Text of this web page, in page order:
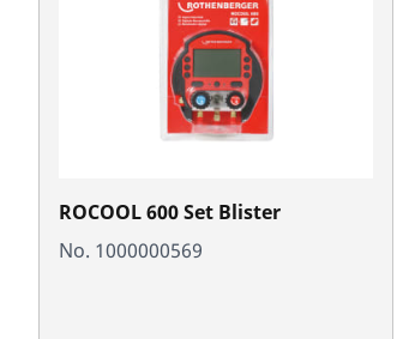
ROCOOL 600 Set Blister
No. 1000000569